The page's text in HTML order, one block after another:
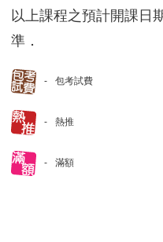
以上課程之預計開課日
準．
包考試費
熱推
滿額